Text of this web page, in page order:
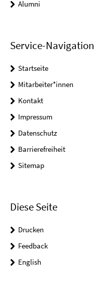
Alumni
Service-Navigation
Startseite
Mitarbeiter*innen
Kontakt
Impressum
Datenschutz
Barrierefreiheit
Sitemap
Diese Seite
Drucken
Feedback
English